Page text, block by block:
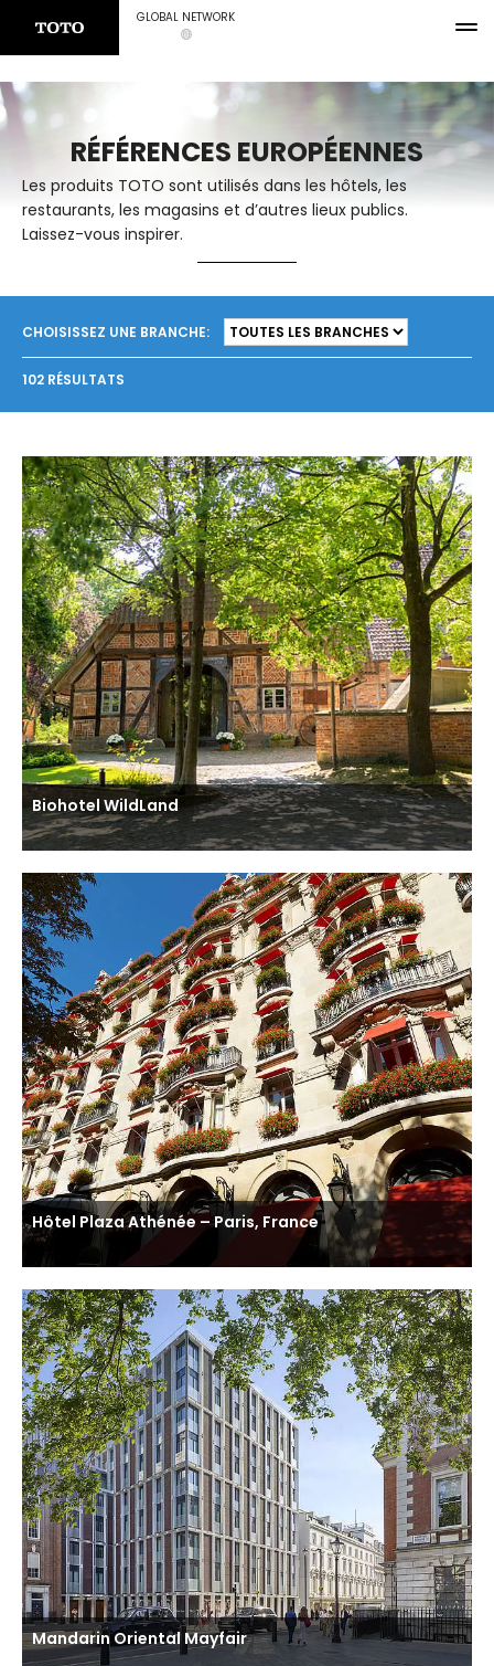
GLOBAL NETWORK
RÉFÉRENCES EUROPÉENNES
Les produits TOTO sont utilisés dans les hôtels, les
restaurants, les magasins et d’autres lieux publics.
Laissez-vous inspirer.
CHOISISSEZ UNE BRANCHE:
102 RÉSULTATS
Biohotel WildLand
Hôtel Plaza Athénée – Paris, France
Mandarin Oriental Mayfair